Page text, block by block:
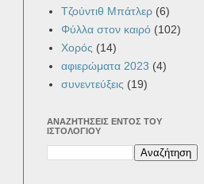
Τζούντιθ Μπάτλερ (6)
Φύλλα στον καιρό (102)
Χορός (14)
αφιερώματα 2023 (4)
συνεντεύξεις (19)
ΑΝΑΖΗΤΗΣΕΙΣ ΕΝΤΟΣ ΤΟΥ
ΙΣΤΟΛΟΓΙΟΥ